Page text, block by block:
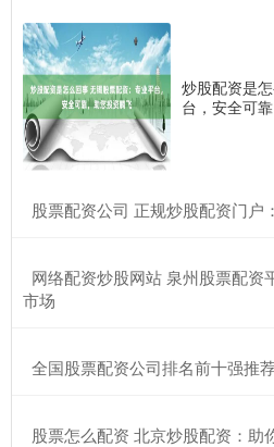
炒股配资是
台，安全可
股票配资公司 正规炒股配资门户
网络配资炒股网站 泉州股票配资
市场
全国股票配资公司排名前十强推
股票怎么配资 北京炒股配资：助